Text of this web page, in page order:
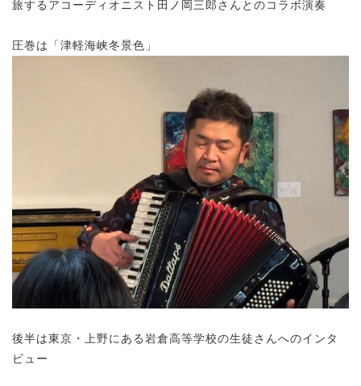
旅するアコーディオニスト田ノ岡三郎さんとのコラボ演奏
圧巻は「津軽海峡冬景色」
後半は東京・上野にある岩倉高等学校の生徒さんへのインタ
ビュー